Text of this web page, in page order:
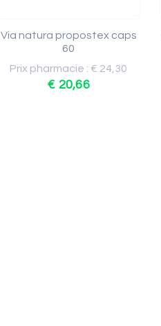
Via natura propostex caps
60
Prix pharmacie : € 24,30
€ 20,66